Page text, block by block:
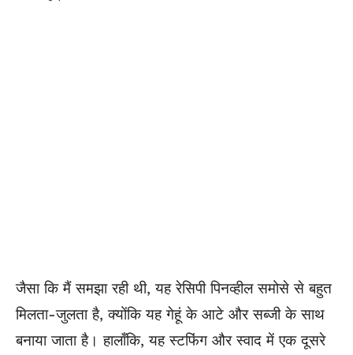
जैसा कि मैं समझा रही थी, यह रेसिपी पिनव्हील समोसे से बहुत
मिलता-जुलता है, क्योंकि यह गेहूं के आटे और सब्जी के साथ
बनाया जाता है। हालाँकि, यह स्टफिंग और स्वाद में एक दूसरे